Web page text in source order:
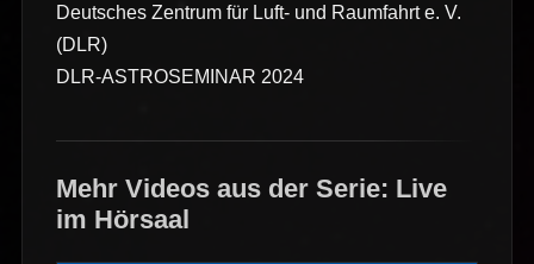
Deutsches Zentrum für Luft- und Raumfahrt e. V.
(DLR)
DLR-ASTROSEMINAR 2024
Mehr Videos aus der Serie: Live
im Hörsaal